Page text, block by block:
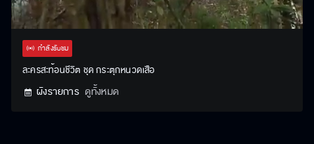
Unmute Stream Settings
กำลังรับชม
ละครสะท้อนชีวิต ชุด กระตุกหนวดเสือ
ผังรายการ ดูทั้งหมด